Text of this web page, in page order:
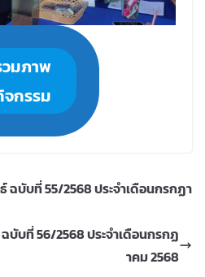
มภาพ
กรรม
ฉบับที่ 55/2568 ประจำเดือนกรกฏา
บับที่ 56/2568 ประจำเดือนกรกฏ
าคม 2568